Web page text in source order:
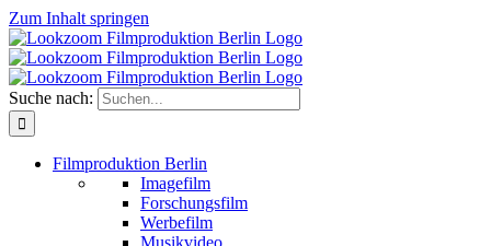
Zum Inhalt springen
Suche nach:
Filmproduktion Berlin
Imagefilm
Forschungsfilm
Werbefilm
Musikvideo